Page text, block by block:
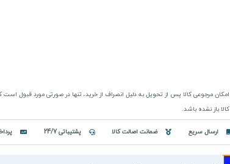
امکان مرجوعی کالا پس از تحویل به دلیل انصراف از خرید، تنها در صورتی مورد قبول
کالا باز نشده باشد.
ارسال سریع ضمانت اصالت کالا پشتیباتی 24/7